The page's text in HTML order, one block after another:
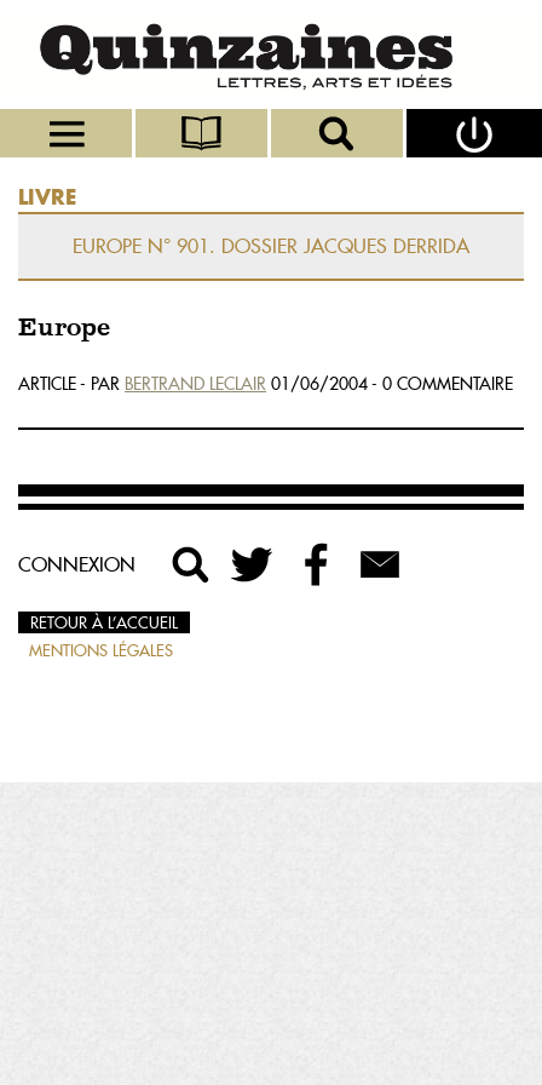
LIVRE
EUROPE N° 901. DOSSIER JACQUES DERRIDA
Europe
ARTICLE - PAR BERTRAND LECLAIR 01/06/2004 - 0 COMMENTAIRE
CONNEXION
RETOUR À L’ACCUEIL
MENTIONS LÉGALES